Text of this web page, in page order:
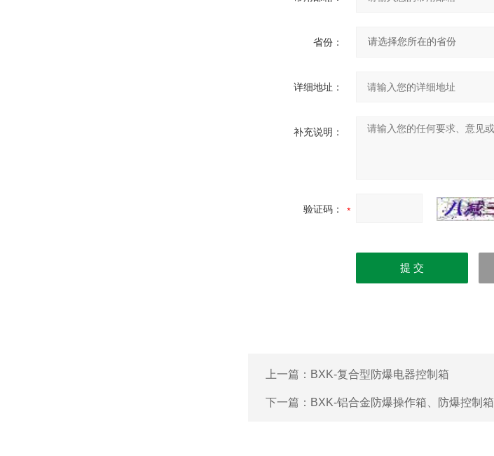
省份：
详细地址：
补充说明：
验证码：
上一篇： BXK-复合型防爆电器控制箱
下一篇： BXK-铝合金防爆操作箱、防爆控制箱